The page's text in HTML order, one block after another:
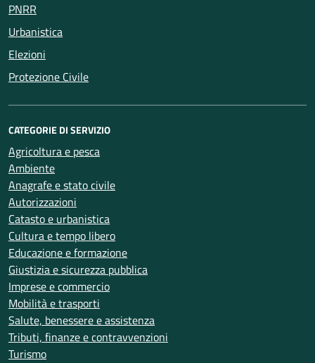
PNRR
Urbanistica
Elezioni
Protezione Civile
CATEGORIE DI SERVIZIO
Agricoltura e pesca
Ambiente
Anagrafe e stato civile
Autorizzazioni
Catasto e urbanistica
Cultura e tempo libero
Educazione e formazione
Giustizia e sicurezza pubblica
Imprese e commercio
Mobilità e trasporti
Salute, benessere e assistenza
Tributi, finanze e contravvenzioni
Turismo